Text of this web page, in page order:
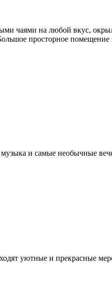
чаями на любой вкус,
просторное
и самые необычные
уютные и прекрасные